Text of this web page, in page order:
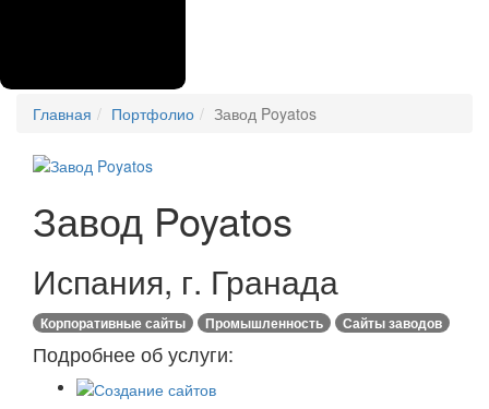
Главная Портфолио Завод Poyatos
Завод Poyatos
Испания, г. Гранада
Корпоративные сайты Промышленность Сайты заводов
Подробнее об услуги: